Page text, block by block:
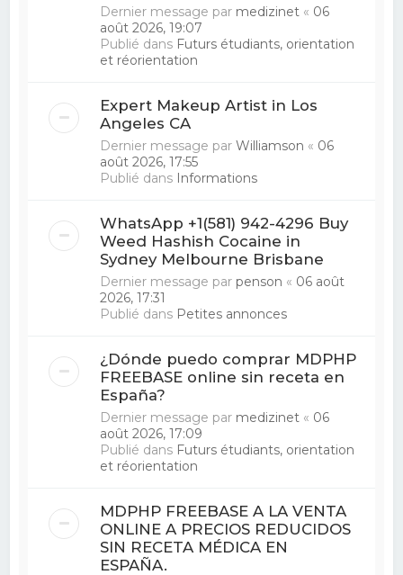
Dernier message par medizinet « 06
août 2026, 19:07
Publié dans Futurs étudiants, orientation
et réorientation
Expert Makeup Artist in Los
Angeles CA
Dernier message parWilliamson « 06
août 2026, 17:55
Publié dans Informations
WhatsApp +1(581) 942-4296 Buy
Weed Hashish Cocaine in
Sydney Melbourne Brisbane
Dernier message par penson « 06 août
2026, 17:31
Publié dans Petites annonces
¿Dónde puedo comprar MDPHP
FREEBASE online sin receta en
España?
Dernier message par medizinet « 06
août 2026, 17:09
Publié dans Futurs étudiants, orientation
et réorientation
MDPHP FREEBASE A LA VENTA
ONLINE A PRECIOS REDUCIDOS
SIN RECETA MÉDICA EN
ESPAÑA.